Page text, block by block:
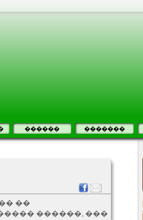
������ �������
��
������, ���